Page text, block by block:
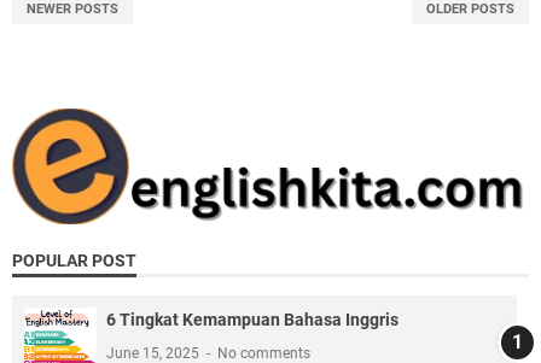
NEWER POSTS OLDER POSTS
POPULAR POST
6 Tingkat Kemampuan Bahasa Inggris
June 15, 2025 No comments